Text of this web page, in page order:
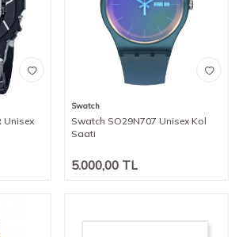
Unisex
Swatch
Swatch SO29N707 Unisex Kol
Saati
5.000,00 TL